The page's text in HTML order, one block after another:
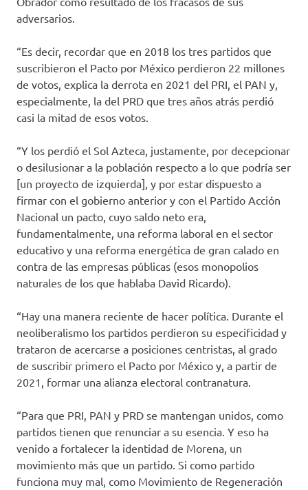
adversarios.
“Es decir, recordar que en 2018 los tres partidos que
suscribieron el Pacto por México perdieron 22 millones
de votos, explica la derrota en 2021 del PRI, el PAN y,
especialmente, la del PRD que tres años atrás perdió
casi la mitad de esos votos.
“Y los perdió el Sol Azteca, justamente, por decepcionar
o desilusionar a la población respecto a lo que podría ser
[un proyecto de izquierda], y por estar dispuesto a
firmar con el gobierno anterior y con el Partido Acción
Nacional un pacto, cuyo saldo neto era,
fundamentalmente, una reforma laboral en el sector
educativo y una reforma energética de gran calado en
contra de las empresas públicas (esos monopolios
naturales de los que hablaba David Ricardo).
“Hay una manera reciente de hacer política. Durante el
neoliberalismo los partidos perdieron su especificidad y
trataron de acercarse a posiciones centristas, al grado
de suscribir primero el Pacto por México y, a partir de
2021, formar una alianza electoral contranatura.
“Para que PRI, PAN y PRD se mantengan unidos, como
partidos tienen que renunciar a su esencia. Y eso ha
venido a fortalecer la identidad de Morena, un
movimiento más que un partido. Si como partido
funciona muy mal, como Movimiento de Regeneración